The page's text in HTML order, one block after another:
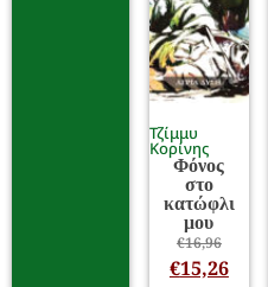
Τζίμμυ
Κορίνης
Φόνος
στο
κατώφλι
μου
€16,96
€15,26